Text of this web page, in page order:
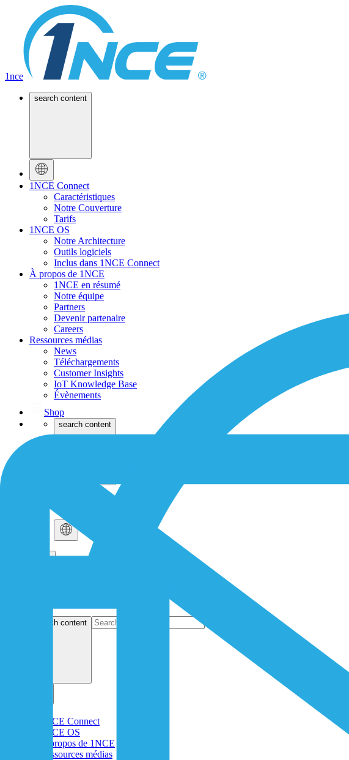
1nce
search content
1NCE Connect
Caractéristiques
Notre Couverture
Tarifs
1NCE OS
Notre Architecture
Outils logiciels
Inclus dans 1NCE Connect
À propos de 1NCE
1NCE en résumé
Notre équipe
Partners
Devenir partenaire
Careers
Ressources médias
News
Téléchargements
Customer Insights
IoT Knowledge Base
Évènements
Shop
search content
Open menu
search content
1NCE Connect
1NCE OS
À propos de 1NCE
Ressources médias